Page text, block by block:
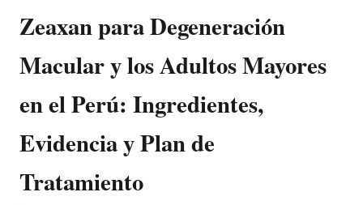
Zeaxan para Degeneración
Macular y los Adultos Mayores
en el Perú: Ingredientes,
Evidencia y Plan de
Tratamiento